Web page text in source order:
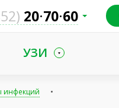
20 70 60
УЗИ
инфекций